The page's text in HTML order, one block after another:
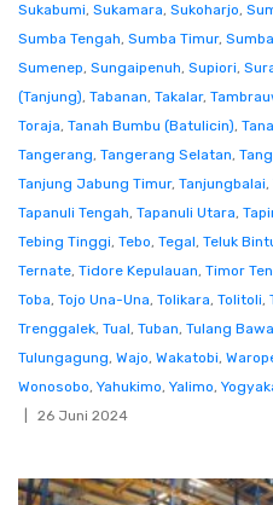
Sukabumi, Sukamara, Sukoharjo,
Sumba Tengah, Sumba Timur,
Sumenep, Sungaipenuh, Supiori,
(Tanjung), Tabanan, Takalar,
Toraja, Tanah Bumbu (Batulicin),
Tangerang, Tangerang Selatan,
Tanjung Jabung Timur, Tanjungbalai,
Tapanuli Tengah, Tapanuli Utara,
Tebing Tinggi, Tebo, Tegal, Teluk
Ternate, Tidore Kepulauan, Timor
Toba, Tojo Una-Una, Tolikara, Tolitoli,
Trenggalek, Tual, Tuban, Tulang
Tulungagung, Wajo, Wakatobi,
Wonosobo, Yahukimo, Yalimo,
26 Juni 2024